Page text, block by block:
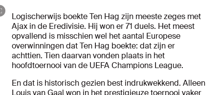
Logischerwijs boekte Ten Hag zijn meeste zeges met
Ajax in de Eredivisie. Hij won er 71 duels. Het meest
opvallend is misschien wel het aantal Europese
overwinningen dat Ten Hag boekte: dat zijn er
achttien. Tien daarvan vonden plaats in het
hoofdtoernooi van de UEFA Champions League.
En dat is historisch gezien best indrukwekkend. Alleen
Louis van Gaal won in het prestigieuze toernooi vaker